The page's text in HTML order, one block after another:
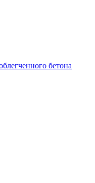
бетона